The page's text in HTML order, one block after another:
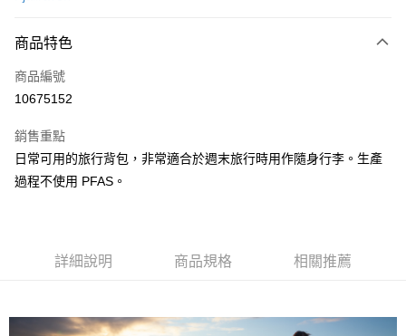
3 期 0 利率 每期
合作金庫商業銀行
上海商業儲蓄銀行
臺灣中小企業銀行
匯豐（台灣）商業銀行
華泰商業銀行
聯邦商業銀行
台灣樂天信用卡公司
超商取貨付款
LINE Pay
Apple Pay
ATM付款
每筆NT$60，滿NT$490(含以上)免運費
每筆NT$60，滿NT$490(含以上)免運費
商品特色
商品編號
10675152
銷售重點
日常可用的旅行背包，非常適合於週末旅行時用作隨身行李。生產
過程不使用 PFAS。
詳細說明 商品規格 相關推薦